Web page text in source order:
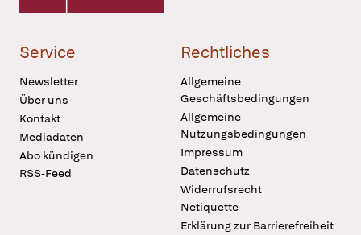
Service
Newsletter
Über uns
Kontakt
Mediadaten
Abo kündigen
RSS-Feed
Rechtliches
Allgemeine
Geschäftsbedingungen
Allgemeine
Nutzungsbedingungen
Impressum
Datenschutz
Widerrufsrecht
Netiquette
Erklärung zur Barrierefreiheit